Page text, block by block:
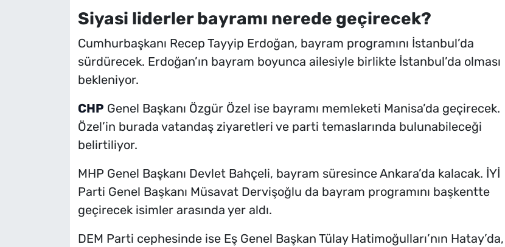
Siyasi liderler bayramı nerede geçirecek?
Cumhurbaşkanı Recep Tayyip Erdoğan, bayram programını İstanbul’da
sürdürecek. Erdoğan’ın bayram boyunca ailesiyle birlikte İstanbul’da olması
bekleniyor.
CHP Genel Başkanı Özgür Özel ise bayramı memleketi Manisa’da geçirecek.
Özel’in burada vatandaş ziyaretleri ve parti temaslarında bulunabileceği
belirtiliyor.
MHP Genel Başkanı Devlet Bahçeli, bayram süresince Ankara’da kalacak. İYİ
Parti Genel Başkanı Müsavat Dervişoğlu da bayram programını başkentte
geçirecek isimler arasında yer aldı.
DEM Parti cephesinde ise Eş Genel Başkan Tülay Hatimoğulları’nın Hatay’da,